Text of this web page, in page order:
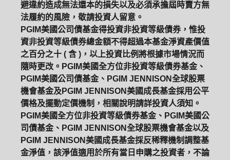
ETF 中國好時平衡
醫療生化 中國品牌 0%手續費
基金申購 策略成長 拉丁美洲
大中華
避違約造成無法還本的損失以及必須承擔屆時賣方無
法履約的風險，敬請投資人留意。
PGIM美國公司債基金得投資非投資等級債券，惟投
資非投資等級債券總金額不得超過本基金淨資產價值
之百分之十 ( 含 )，以上投資比例將根據市場情況而
隨時更改。PGIM美國全方位非投資等級債券基金、
PGIM美國公司債基金、PGIM JENNISON全球股票
機會基金及PGIM JENNISON美國成長基金採用公平
價格及擺動定價機制，相關說明請詳投資人須知。
PGIM美國全方位非投資等級債券基金、PGIM美國公
司債基金、PGIM JENNISON全球股票機會基金以及
PGIM JENNISON美國成長基金採反稀釋機制調整基
金淨值，該淨值適用於所有當日申購之投資者，不論